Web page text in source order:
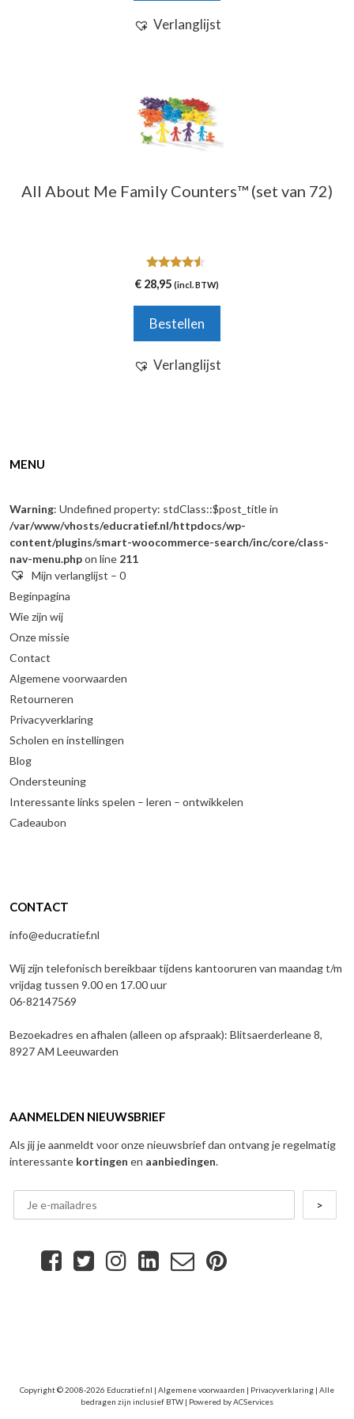
Verlanglijst
All About Me Family Counters™ (set van 72)
4.33
van 5
€ 28,95 (incl. BTW)
Bestellen
Verlanglijst
MENU
Warning: Undefined property: stdClass::$post_title in
/var/www/vhosts/educratief.nl/httpdocs/wp-
content/plugins/smart-woocommerce-search/inc/core/class-
nav-menu.phpon line 211
Mijn verlanglijst – 0
Beginpagina
Wie zijn wij
Onze missie
Contact
Algemene voorwaarden
Retourneren
Privacyverklaring
Scholen en instellingen
Blog
Ondersteuning
Interessante links spelen – leren – ontwikkelen
Cadeaubon
CONTACT
info@educratief.nl
Wij zijn telefonisch bereikbaar tijdens kantooruren van maandag t/m
vrijdag tussen 9.00 en 17.00 uur
06-82147569
Bezoekadres en afhalen (alleen op afspraak): Blitsaerderleane 8,
8927 AM Leeuwarden
AANMELDEN NIEUWSBRIEF
Als jij je aanmeldt voor onze nieuwsbrief dan ontvang je regelmatig
interessante kortingen en aanbiedingen.
Copyright © 2008-2026 Educratief.nl | Algemene voorwaarden | Privacyverklaring | Alle
bedragen zijn inclusief BTW | Powered byACServices